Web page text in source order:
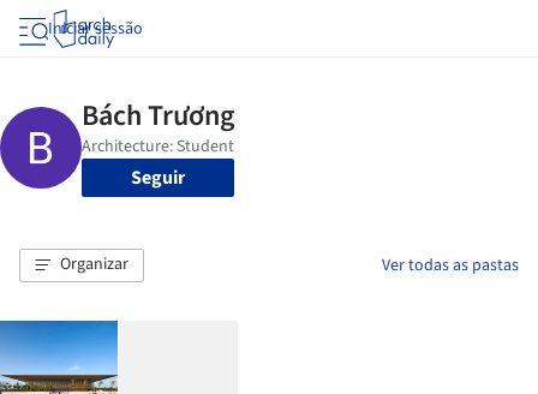
Iniciar sessão
Seguir
Organizar Ver todas as pastas